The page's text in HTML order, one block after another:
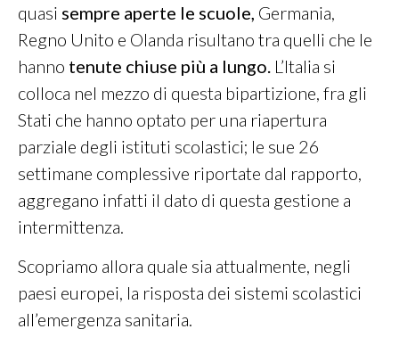
quasi sempre aperte le scuole, Germania,
Regno Unito e Olanda risultano tra quelli che le
hanno tenute chiuse più a lungo. L’Italia si
colloca nel mezzo di questa bipartizione, fra gli
Stati che hanno optato per una riapertura
parziale degli istituti scolastici; le sue 26
settimane complessive riportate dal rapporto,
aggregano infatti il dato di questa gestione a
intermittenza.
Scopriamo allora quale sia attualmente, negli
paesi europei, la risposta dei sistemi scolastici
all’emergenza sanitaria.